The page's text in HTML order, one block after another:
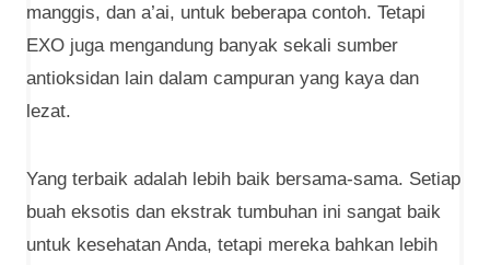
manggis, dan a’ai, untuk beberapa contoh. Tetapi
EXO juga mengandung banyak sekali sumber
antioksidan lain dalam campuran yang kaya dan
lezat.
Yang terbaik adalah lebih baik bersama-sama. Setiap
buah eksotis dan ekstrak tumbuhan ini sangat baik
untuk kesehatan Anda, tetapi mereka bahkan lebih